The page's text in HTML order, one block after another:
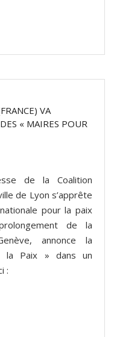
VA
« MAIRES POUR
de la Coalition
de Lyon s’apprête
pour la paix
de la
annonce la
la Paix » dans un
: